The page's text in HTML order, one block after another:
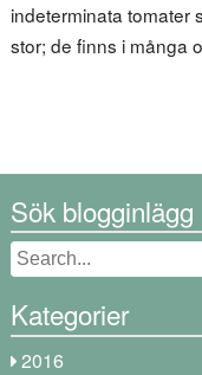
indeterminata tomater
stor; de finns i många
Sök blogginlägg
Kategorier
2016